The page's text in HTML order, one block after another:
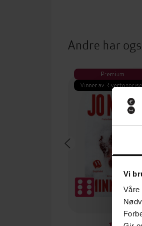
Vi
Våre
Andre har
Premium
Vinner av